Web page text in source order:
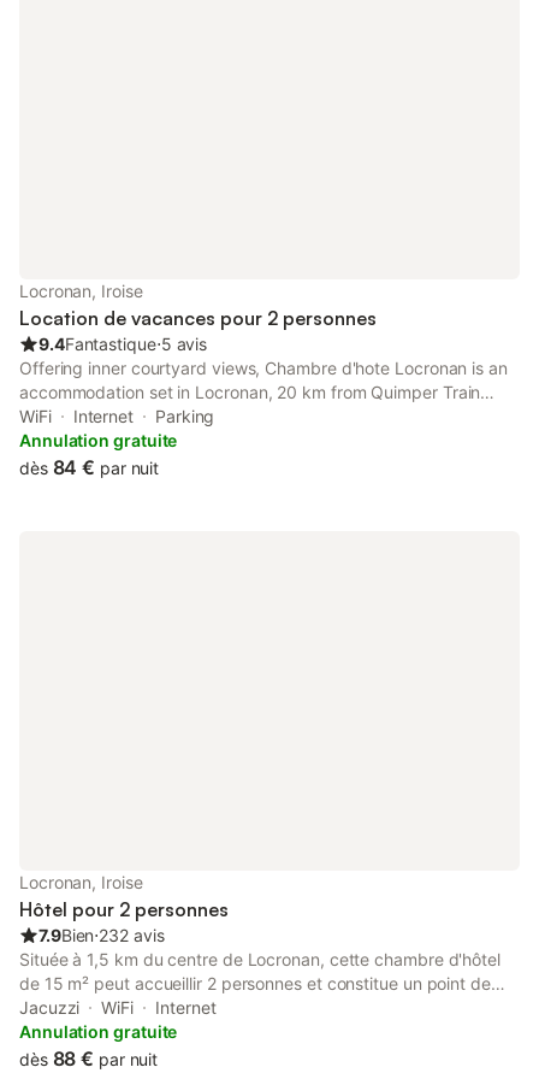
Locronan, Iroise
Location de vacances pour 2 personnes
9.4Fantastique⋅5 avis
Offering inner courtyard views, Chambre d'hote Locronan is an
accommodation set in Locronan, 20 km from Quimper Train
Station and 19 km from Le Palais des Evêques de Quimper.
WiFi Internet
Parking
Annulation gratuite
dès 84 € par nuit
Locronan, Iroise
Hôtel pour 2 personnes
7.9Bien⋅232 avis
Située à 1,5 km du centre de Locronan, cette chambre d'hôtel
de 15 m² peut accueillir 2 personnes et constitue un point de
départ pour explorer la région du Finistère. L'hébergement
dispose d'un lit king-size, d'une salle de bains privative avec
douche ou baignoire et d'une télévision à écran plat, au sein
Jacuzzi WiFi
Internet
Annulation gratuite
dès 88 € par nuit